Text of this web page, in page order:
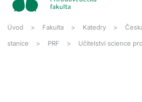
Úvod Fakulta Katedry
stanice PRF Učitelství science